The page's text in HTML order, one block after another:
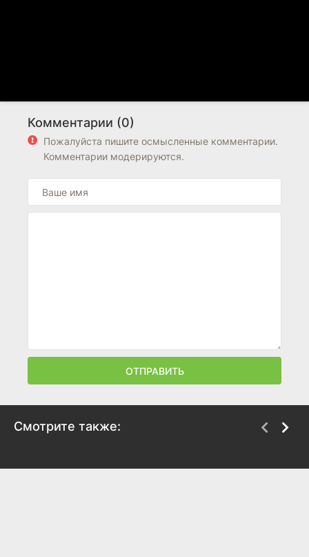
Комментарии (0)
Пожалуйста пишите осмысленные комментарии.
Комментарии модерируются.
ОТПРАВИТЬ
Смотрите также: